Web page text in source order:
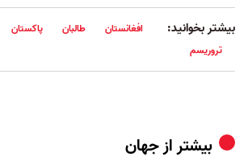
بیشتر بخوانید: افغانستان طالبان پاکستان
تروریسم
بیشتر ازجهان